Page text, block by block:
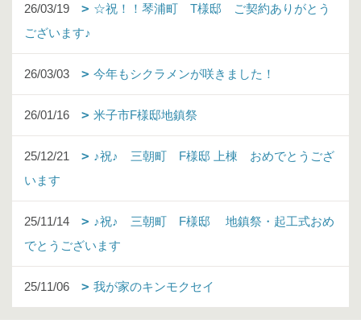
26/03/19
☆祝！！琴浦町 T様邸 ご契約ありがとう
ございます♪
26/03/03 今年もシクラメンが咲きました！
26/01/16 米子市F様邸地鎮祭
25/12/21
♪祝♪ 三朝町 F様邸 上棟 おめでとうござ
います
25/11/14
♪祝♪ 三朝町 F様邸 地鎮祭・起工式おめ
でとうございます
25/11/06 我が家のキンモクセイ